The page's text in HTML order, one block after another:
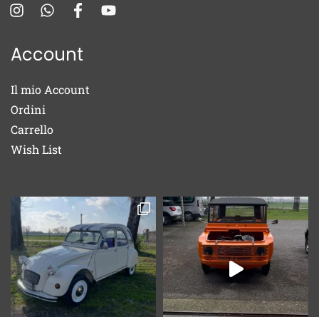
Account
Il mio Account
Ordini
Carrello
Wish List